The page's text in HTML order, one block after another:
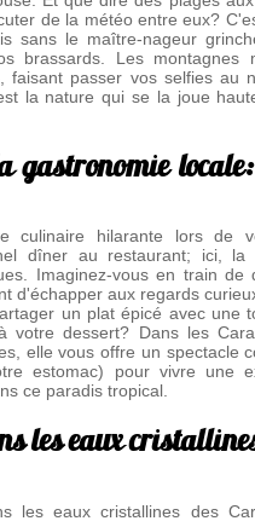
de la météo entre eux?
sans le maître-nageur
brassards. Les montagnes
faisant passer vos selfies au
la nature qui se la joue
gastronomie
culinaire hilarante lors de
dîner au restaurant; ici, la
Imaginez-vous en train de
d'échapper aux regards
un plat épicé avec une
votre dessert? Dans les
elle vous offre un spectacle
estomac) pour vivre une
ce paradis tropical.
les eaux
les eaux cristallines des